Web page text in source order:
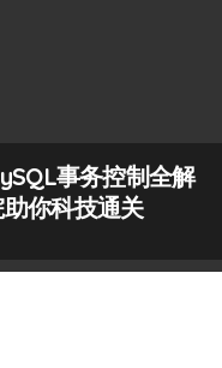
事务控制全解
你科技通关